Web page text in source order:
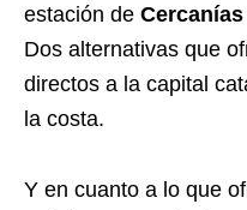
estación de
Dos alternativas que
directos a la capital
la costa.
Y en cuanto a lo que